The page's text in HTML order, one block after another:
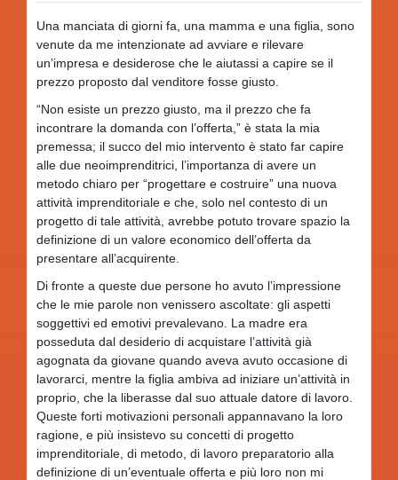
Una manciata di giorni fa, una mamma e una figlia, sono
venute da me intenzionate ad avviare e rilevare
un’impresa e desiderose che le aiutassi a capire se il
prezzo proposto dal venditore fosse giusto.
“Non esiste un prezzo giusto, ma il prezzo che fa
incontrare la domanda con l’offerta,” è stata la mia
premessa; il succo del mio intervento è stato far capire
alle due neoimprenditrici, l’importanza di avere un
metodo chiaro per “progettare e costruire” una nuova
attività imprenditoriale e che, solo nel contesto di un
progetto di tale attività, avrebbe potuto trovare spazio la
definizione di un valore economico dell’offerta da
presentare all’acquirente.
Di fronte a queste due persone ho avuto l’impressione
che le mie parole non venissero ascoltate: gli aspetti
soggettivi ed emotivi prevalevano. La madre era
posseduta dal desiderio di acquistare l’attività già
agognata da giovane quando aveva avuto occasione di
lavorarci, mentre la figlia ambiva ad iniziare un’attività in
proprio, che la liberasse dal suo attuale datore di lavoro.
Queste forti motivazioni personali appannavano la loro
ragione, e più insistevo su concetti di progetto
imprenditoriale, di metodo, di lavoro preparatorio alla
definizione di un’eventuale offerta e più loro non mi